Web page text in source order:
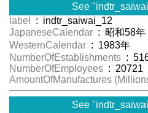
See
label
: indtr_saiwai_12
JapaneseCalendar : 昭和58年
WesternCalendar : 1983年
NumberOfEstablishments :
NumberOfEmployees : 20721
AmountOfManufactures
See